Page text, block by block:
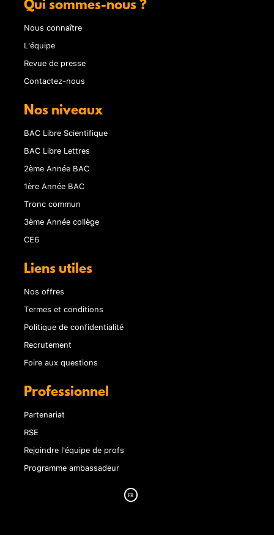
Qui sommes-nous ?
Nous connaître
L'équipe
Revue de presse
Contactez-nous
Nos niveaux
BAC Libre Scientifique
BAC Libre Lettres
2ème Année BAC
1ère Année BAC
Tronc commun
3ème Année collège
CE6
Liens utiles
Nos offres
Termes et conditions
Politique de confidentialité
Recrutement
Foire aux questions
Professionnel
Partenariat
RSE
Rejoindre l'équipe de profs
Programme ambassadeur